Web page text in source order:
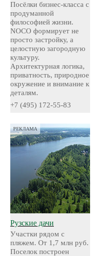
Посёлки бизнес-класса с
продуманной
философией жизни.
NOCO формирует не
просто застройку, а
целостную загородную
культуру.
Архитектурная логика,
приватность, природное
окружение и внимание к
деталям.
+7 (495) 172-55-83
РЕКЛАМА
Рузские дачи
Участки рядом с
пляжем. От 1,7 млн руб.
Поселок построен